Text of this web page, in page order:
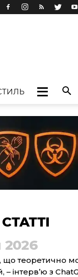
2026
що теоретично
інтерв’ю з